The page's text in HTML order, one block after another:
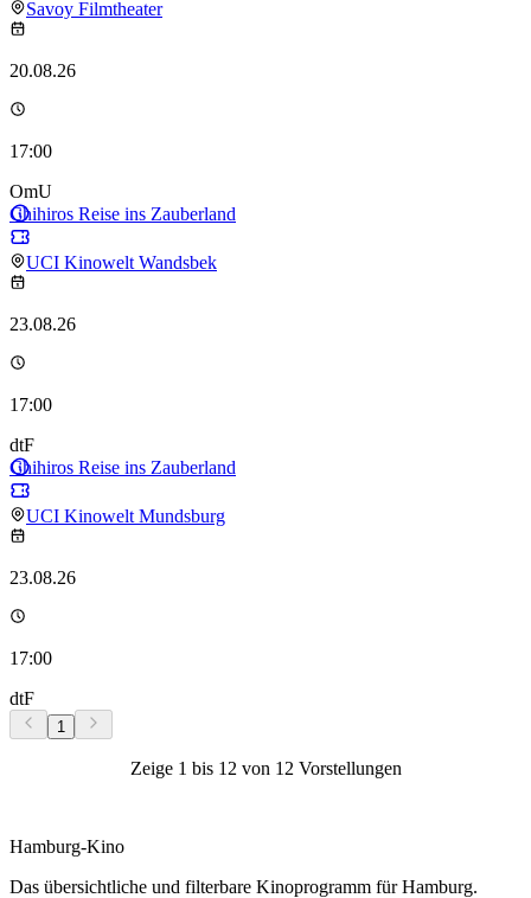
Savoy Filmtheater
20.08.26
17:00
OmU
Chihiros Reise ins Zauberland
UCI Kinowelt Wandsbek
23.08.26
17:00
dtF
Chihiros Reise ins Zauberland
UCI Kinowelt Mundsburg
23.08.26
17:00
dtF
1
Zeige 1 bis 12 von 12 Vorstellungen
Hamburg-Kino
Das übersichtliche und filterbare Kinoprogramm für Hamburg.